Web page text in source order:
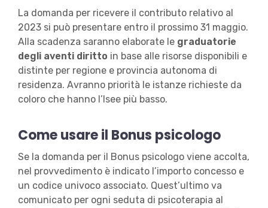
La domanda per ricevere il contributo relativo al
2023 si può presentare entro il prossimo 31 maggio.
Alla scadenza saranno elaborate le graduatorie
degli aventi diritto in base alle risorse disponibili e
distinte per regione e provincia autonoma di
residenza. Avranno priorità le istanze richieste da
coloro che hanno l’Isee più basso.
Come usare il Bonus psicologo
Se la domanda per il Bonus psicologo viene accolta,
nel provvedimento è indicato l’importo concesso e
un codice univoco associato. Quest’ultimo va
comunicato per ogni seduta di psicoterapia al